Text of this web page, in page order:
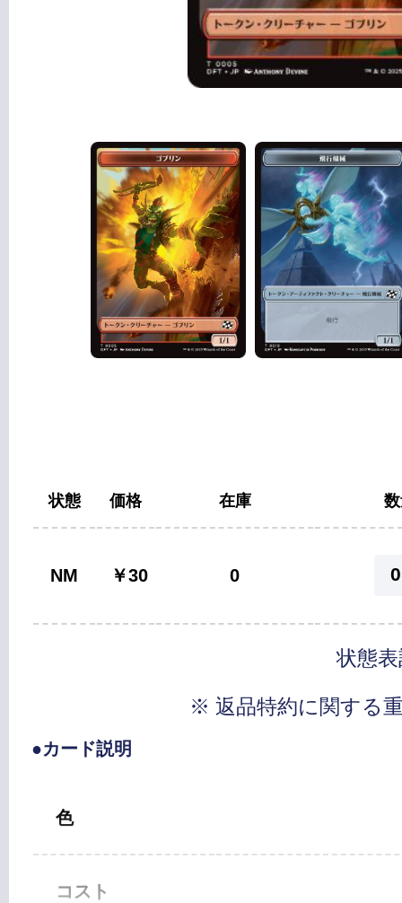
状態 価格 在庫
NM ￥30 0 0
状態
※ 返品特約に関する
●カード説明
色
コスト